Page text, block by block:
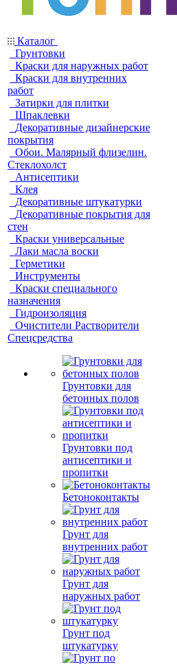
Каталог
Грунтовки
Краски для наружных работ
Краски для внутренних
работ
Затирки для плитки
Шпаклевки
Декоративные дизайнерские
покрытия
Обои. Малярный флизелин.
Стеклохолст
Антисептики
Клея
Декоративные штукатурки
Декоративные покрытия для
стен
Краски универсальные
Лаки масла воски
Герметики
Инструменты
Краски специального
назначения
Гидроизоляция
Очистители Растворители
Спецсредства
Грунтовки для
бетонных полов
Грунтовки под
антисептики и
пропитки
Бетоноконтакты
Грунт для
внутренних работ
Грунт для
наружных работ
Грунт под
штукатурку